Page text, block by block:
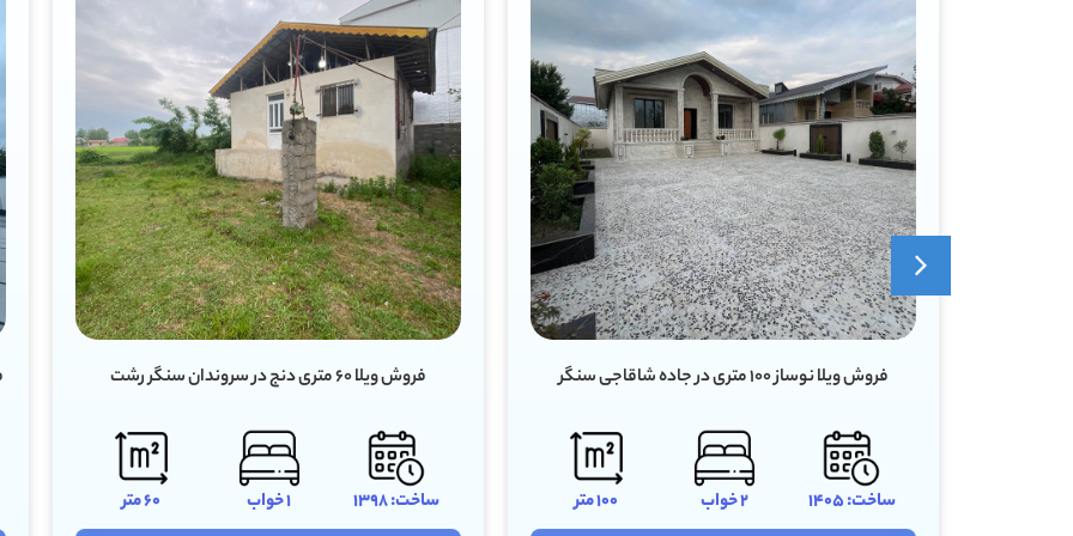
فروش ویلا ۶۰ متری دنج در سروندان سنگر رشت
ساخت: 1398
فروش ویلا ۹۰ متری دو خواب مستر در رودبرده سنگر رشت
ساخت: 1405